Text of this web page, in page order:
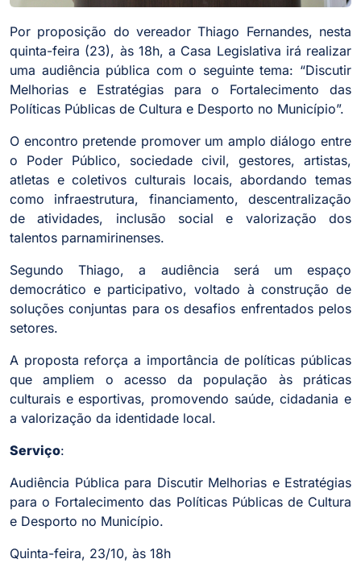
Por proposição do vereador Thiago Fernandes, nesta
quinta-feira (23), às 18h, a Casa Legislativa irá realizar
uma audiência pública com o seguinte tema: “Discutir
Melhorias e Estratégias para o Fortalecimento das
Políticas Públicas de Cultura e Desporto no Município”.
O encontro pretende promover um amplo diálogo entre
o Poder Público, sociedade civil, gestores, artistas,
atletas e coletivos culturais locais, abordando temas
como infraestrutura, financiamento, descentralização
de atividades, inclusão social e valorização dos
talentos parnamirinenses.
Segundo Thiago, a audiência será um espaço
democrático e participativo, voltado à construção de
soluções conjuntas para os desafios enfrentados pelos
setores.
A proposta reforça a importância de políticas públicas
que ampliem o acesso da população às práticas
culturais e esportivas, promovendo saúde, cidadania e
a valorização da identidade local.
Serviço:
Audiência Pública para Discutir Melhorias e Estratégias
para o Fortalecimento das Políticas Públicas de Cultura
e Desporto no Município.
Quinta-feira, 23/10, às 18h